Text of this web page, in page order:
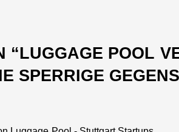
“LUGGAGE POOL
SPERRIGE